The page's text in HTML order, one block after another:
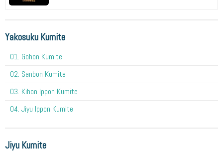
Yakosuku Kumite
01. Gohon Kumite
02. Sanbon Kumite
03. Kihon Ippon Kumite
04. Jiyu Ippon Kumite
Jiyu Kumite